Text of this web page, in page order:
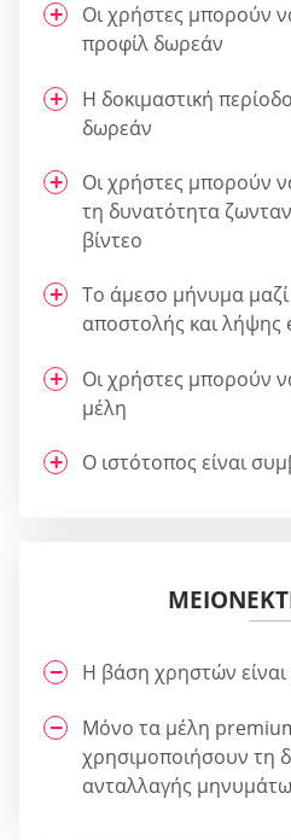
Οι χρήστες μπορούν
προφίλ δωρεάν
Η δοκιμαστική
δωρεάν
Οι χρήστες μπορούν
τη δυνατότητα
βίντεο
Το άμεσο μήνυμα μαζί
αποστολής και λήψης
Οι χρήστες μπορούν
μέλη
Ο ιστότοπος είναι
Η βάση χρηστών είναι
Μόνο τα μέλη
χρησιμοποιήσουν τη
ανταλλαγής